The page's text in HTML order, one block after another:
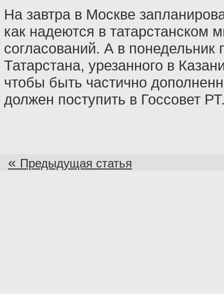
На завтра в Москве
как надеются в татарстанском
согласований. А в понедельник
Татарстана, урезанного в
чтобы быть частично
должен поступить в Госсовет
« Предыдущая статья